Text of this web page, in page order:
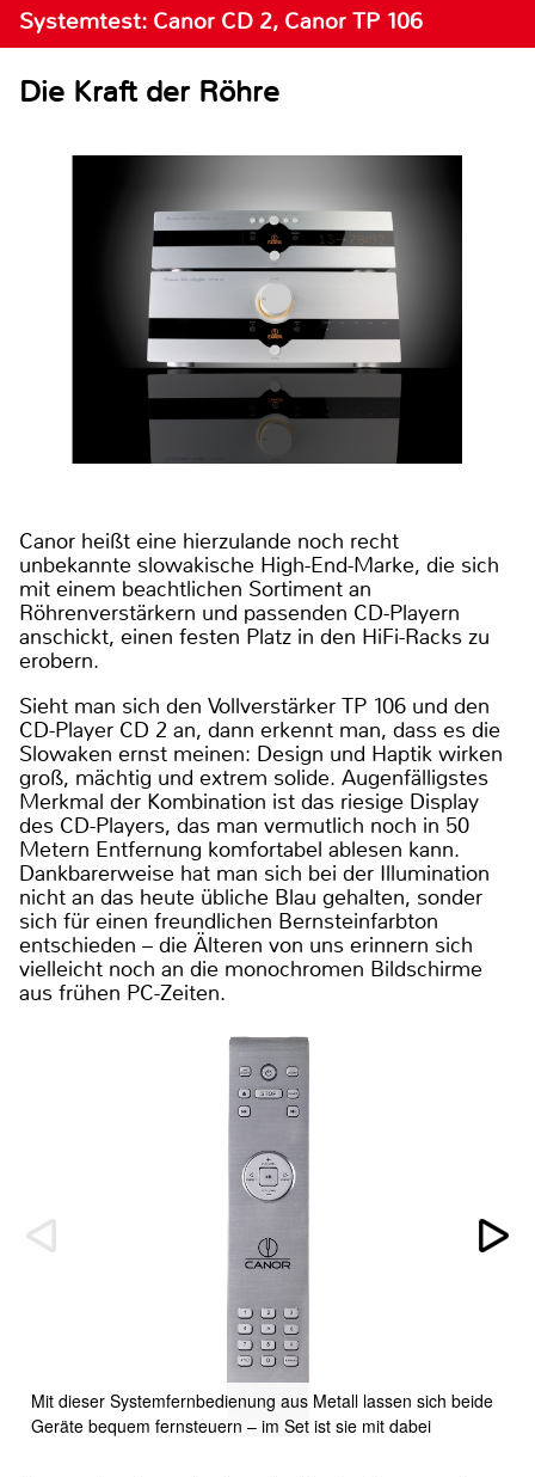
Systemtest: Canor CD 2, Canor TP 106
Die Kraft der Röhre
Canor heißt eine hierzulande noch recht
unbekannte slowakische High-End-Marke, die sich
mit einem beachtlichen Sortiment an
Röhrenverstärkern und passenden CD-Playern
anschickt, einen festen Platz in den HiFi-Racks zu
erobern.
Sieht man sich den Vollverstärker TP 106 und den
CD-Player CD 2 an, dann erkennt man, dass es die
Slowaken ernst meinen: Design und Haptik wirken
groß, mächtig und extrem solide. Augenfälligstes
Merkmal der Kombination ist das riesige Display
des CD-Players, das man vermutlich noch in 50
Metern Entfernung komfortabel ablesen kann.
Dankbarerweise hat man sich bei der Illumination
nicht an das heute übliche Blau gehalten, sonder
sich für einen freundlichen Bernsteinfarbton
entschieden – die Älteren von uns erinnern sich
vielleicht noch an die monochromen Bildschirme
aus frühen PC-Zeiten.
Mit dieser Systemfernbedienung aus Metall lassen sich beide
Geräte bequem fernsteuern – im Set ist sie mit dabei